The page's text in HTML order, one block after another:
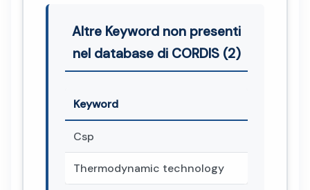
Altre Keyword non presenti
nel database di CORDIS (2)
Keyword
Csp
Thermodynamic technology